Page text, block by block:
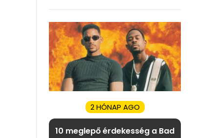
2 HÓNAP AGO
10 meglepő érdekesség a Bad